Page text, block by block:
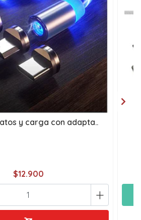
y carga con adapta..
$12.900
+